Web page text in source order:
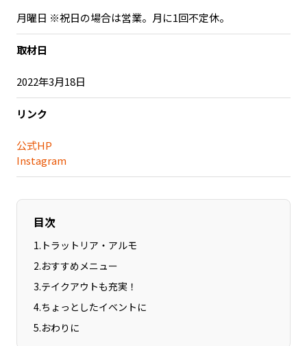
お問い合わせ 会社概要
月曜日 ※祝日の場合は営業。月に1回不定休。
取材日
2022年3月18日
リンク
公式HP
Instagram
目次
1. トラットリア・アルモ
2.おすすめメニュー
3.テイクアウトも充実！
4.ちょっとしたイベントに
5.おわりに